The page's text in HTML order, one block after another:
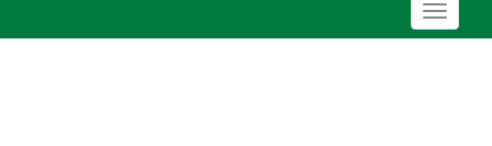
Toggle